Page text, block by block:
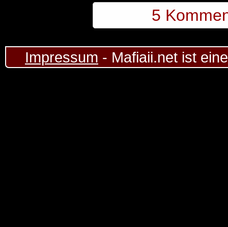
5
Impressum - Mafiaii.net ist